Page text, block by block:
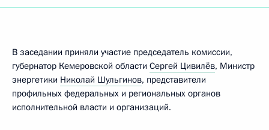
В заседании приняли участие председатель комиссии,
губернатор Кемеровской области Сергей Цивилёв, Министр
энергетики Николай Шульгинов, представители
профильных федеральных и региональных органов
исполнительной власти и организаций.